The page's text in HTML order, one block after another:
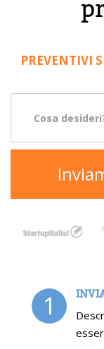
PREVENTIVI
1